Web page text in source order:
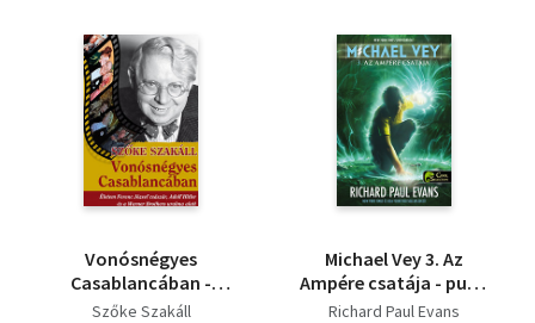
Vonósnégyes
Casablancában -
Életem Ferenc József
Szőke Szakáll
Michael Vey 3. Az
Ampére csatája - puha
kötés
Richard Paul Evans